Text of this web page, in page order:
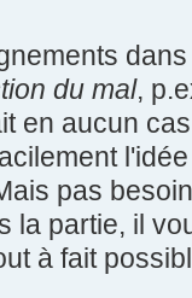
du mal,
en aucun
pas
la partie, il
à fait